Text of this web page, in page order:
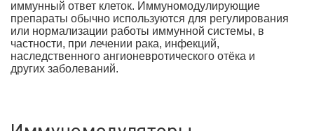
иммунный ответ клеток. Иммуномодулирующие
препараты обычно используются для регулирования
или нормализации работы иммунной системы, в
частности, при лечении рака, инфекций,
наследственного ангионевротического отёка и
других заболеваний.